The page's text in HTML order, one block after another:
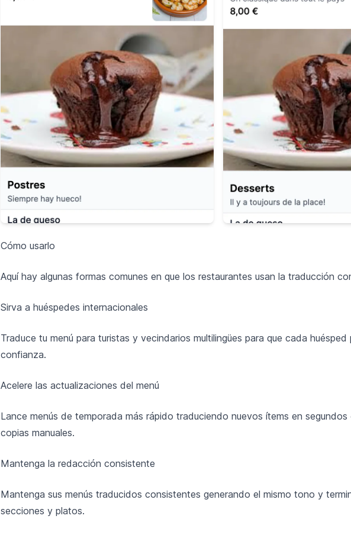
Cómo usarlo
Aquí hay algunas formas comunes en que los restaurantes usan la traducción
Sirva a huéspedes internacionales
Traduce tu menú para turistas y vecindarios multilingües para que cada
confianza.
Acelere las actualizaciones del menú
Lance menús de temporada más rápido traduciendo nuevos ítems en segundos
copias manuales.
Mantenga la redacción consistente
Mantenga sus menús traducidos consistentes generando el mismo tono y
secciones y platos.